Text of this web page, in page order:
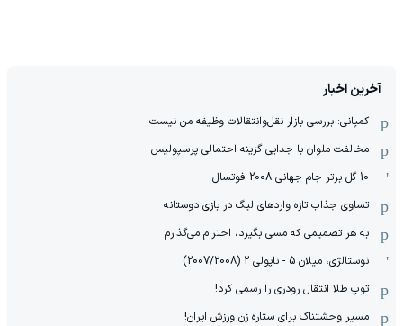
آخرین اخبار
کمپانی: بررسی بازار نقل‌وانتقالات وظیفه من نیست
مخالفت ملوان با جدایی گزینه احتمالی پرسپولیس
10 گل برتر جام جهانی 2008 فوتسال
تساوی جذاب تازه واردهای لیگ در بازی دوستانه
به هر تصمیمی که مسی بگیرد، احترام می‌گذارم
نوستالژی، میلان 5 - ناپولی 2 (2007/2008)
توپ طلا انتقال رودری را رسمی کرد!
مسیر وحشتناک برای ستاره زن ورزش ایران!